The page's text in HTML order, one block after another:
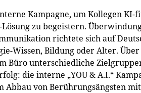
Kampagne, um Kollegen KI-
zu begeistern.
richtete sich auf
Wissen, Bildung oder Alter.
Büro unterschiedliche
die interne „YOU & A.I.“
von Berührungsängsten